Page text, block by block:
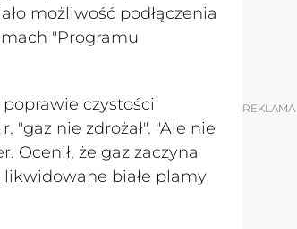
możliwość podłączenia
"Programu
czystości
"gaz nie zdrożał". "Ale nie
Ocenił, że gaz zaczyna
białe plamy
REKLAMA